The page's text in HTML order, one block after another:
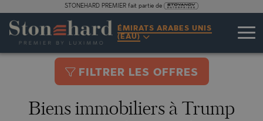
STONEHARD PREMIER fait partie de
ÉMIRATS ARABES UNIS
(EAU)
FILTRER LES OFFRES
Biens immobiliers à Trump